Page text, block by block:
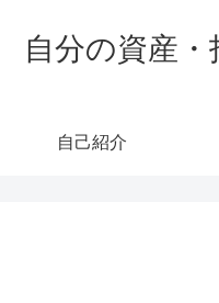
自分の資産
自己紹介